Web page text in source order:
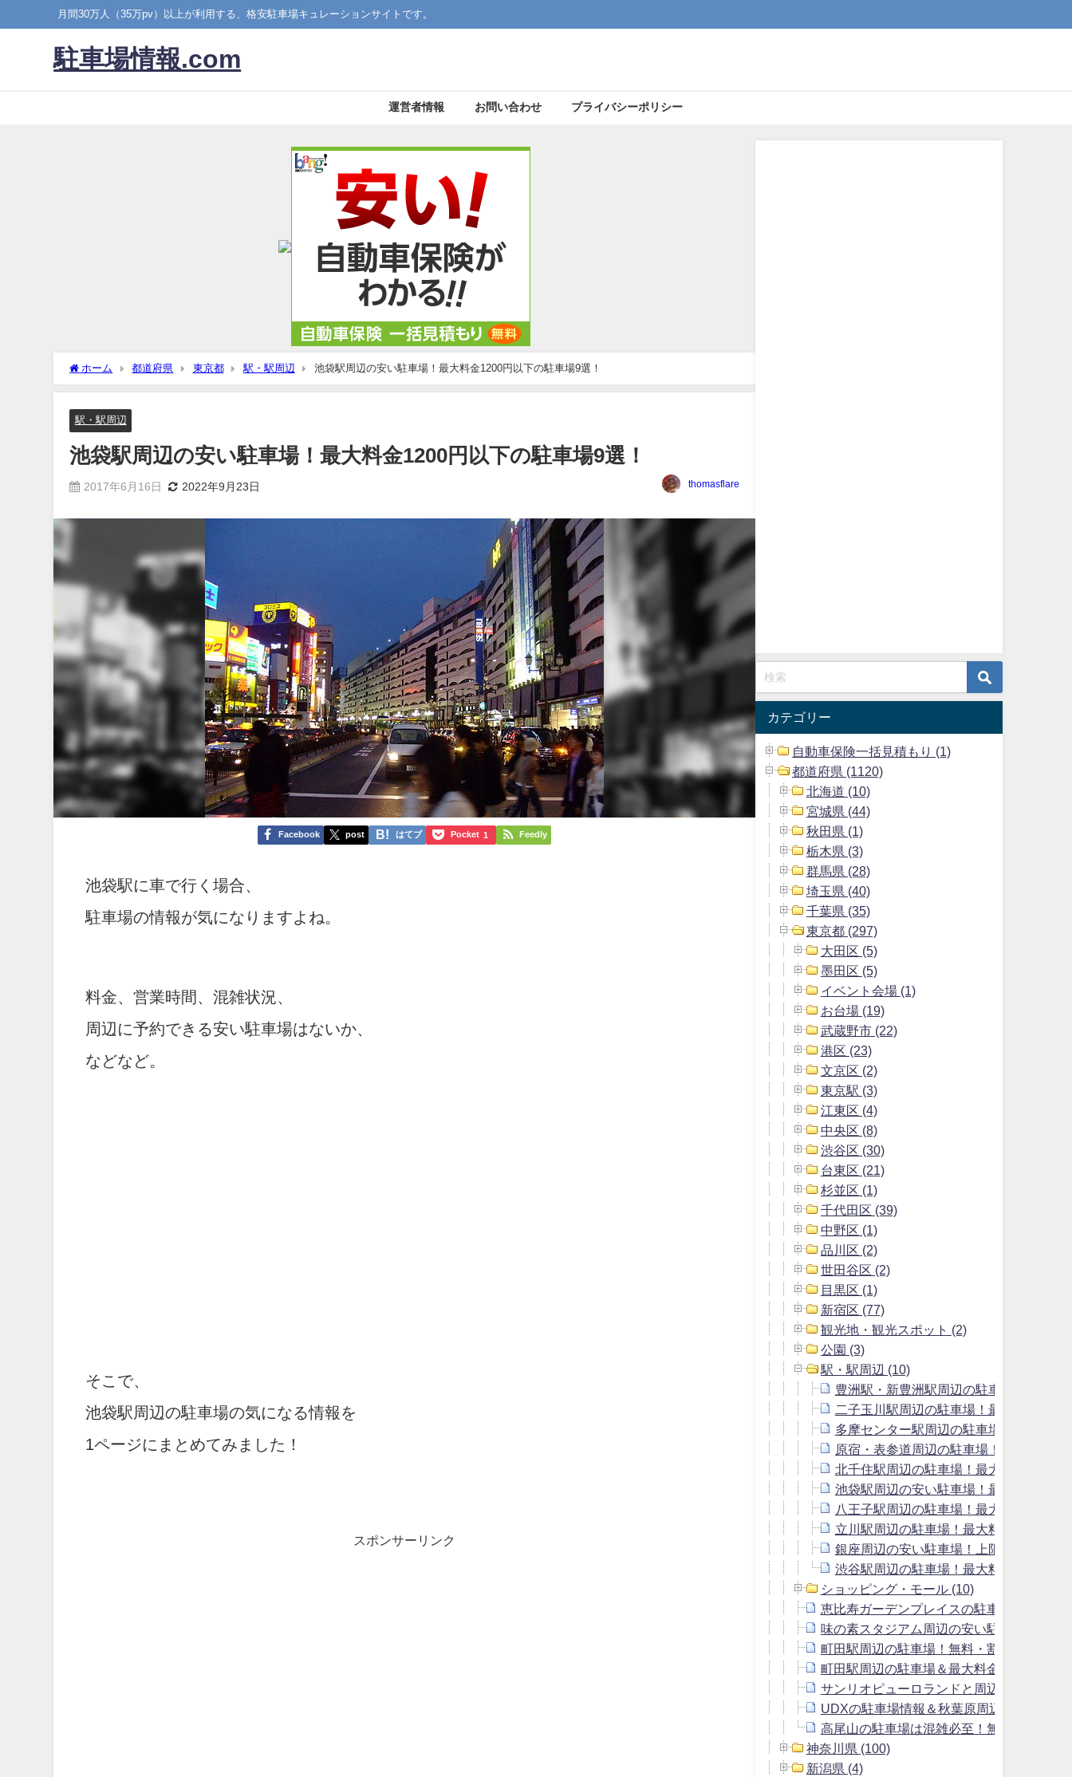
月間30万人（35万pv）以上が利用する、格安駐車場キュレーションサイトです。
駐車場情報.com
運営者情報 お問い合わせ プライバシーポリシー
ホーム 都道府県 東京都 駅・駅周辺 池袋駅周辺の安い駐車場！最大料金1200円以下の駐車場9選！
駅・駅周辺
池袋駅周辺の安い駐車場！最大料金1200円以下の駐車場9選！
2017年6月16日 2022年9月23日 thomasflare
Facebook post はてブ Pocket 1 Feedly
池袋駅に車で行く場合、
駐車場の情報が気になりますよね。
料金、営業時間、混雑状況、
周辺に予約できる安い駐車場はないか、
などなど。
そこで、
池袋駅周辺の駐車場の気になる情報を
1ページにまとめてみました！
スポンサーリンク
カテゴリー
自動車保険一括見積もり (1)
都道府県 (1120)
北海道 (10)
宮城県 (44)
秋田県 (1)
栃木県 (3)
群馬県 (28)
埼玉県 (40)
千葉県 (35)
東京都 (297)
大田区 (5)
墨田区 (5)
イベント会場 (1)
お台場 (19)
武蔵野市 (22)
港区 (23)
文京区 (2)
東京駅 (3)
江東区 (4)
中央区 (8)
渋谷区 (30)
台東区 (21)
杉並区 (1)
千代田区 (39)
中野区 (1)
品川区 (2)
世田谷区 (2)
目黒区 (1)
新宿区 (77)
観光地・観光スポット (2)
公園 (3)
駅・駅周辺 (10)
豊洲駅・新豊洲駅周辺の駐車場！1日料
二子玉川駅周辺の駐車場！最大料金
多摩センター駅周辺の駐車場＆最大料金
原宿・表参道周辺の駐車場！上限2000
北千住駅周辺の駐車場！最大料金1500
池袋駅周辺の安い駐車場！最大料金
八王子駅周辺の駐車場！最大料金800円
立川駅周辺の駐車場！最大料金1000円
銀座周辺の安い駐車場！上限料金1500
渋谷駅周辺の駐車場！最大料金1600円
ショッピング・モール (10)
恵比寿ガーデンプレイスの駐車場＆恵比寿
味の素スタジアム周辺の安い駐車場＆予約
町田駅周辺の駐車場！無料・割引サービス
町田駅周辺の駐車場＆最大料金700円以下
サンリオピューロランドと周辺の駐車場！
UDXの駐車場情報＆秋葉原周辺の上限
高尾山の駐車場は混雑必至！無料駐車場に
神奈川県 (100)
新潟県 (4)